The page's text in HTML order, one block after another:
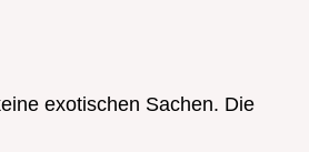
exotischen Sachen. Die